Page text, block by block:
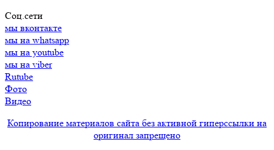
Соц.сети
мы вконтакте
мы на whatsapp
мы на youtube
мы на viber
Rutube
Фото
Видео
Копирование материалов сайта без активной гиперссылки на
оригинал запрещено